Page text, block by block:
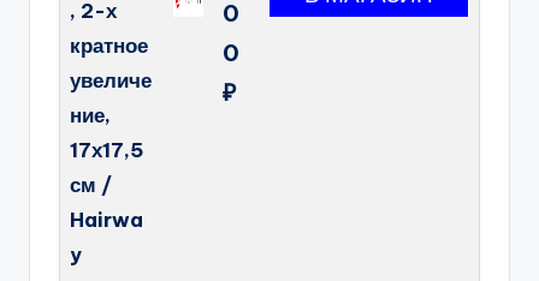
, 2-х
кратное
увеличе
ние,
17х17,5
см /
Hairwa
y
0
0
₽